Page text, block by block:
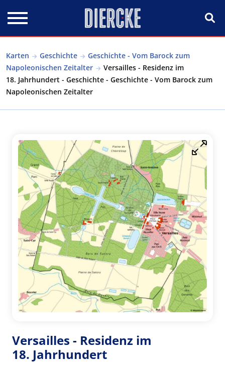
Karten Geschichte
Geschichte - Vom Barock zum
Napoleonischen Zeitalter
Versailles - Residenz im
18. Jahrhundert - Geschichte - Geschichte - Vom Barock zum
Napoleonischen Zeitalter
Versailles - Residenz im
18. Jahrhundert